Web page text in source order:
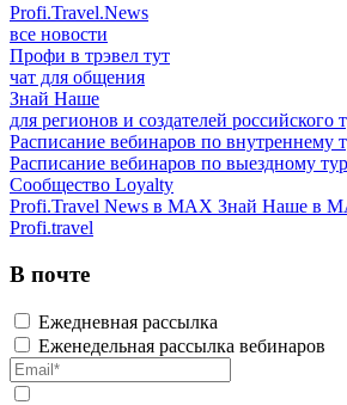
Profi.Travel.News
все новости
Профи в трэвел тут
чат для общения
Знай Наше
для регионов и создателей российского
Расписание вебинаров по внутреннему
Расписание вебинаров по выездному
Сообщество Loyalty
Profi.Travel News в MAX Знай Наше в
Profi.travel
В почте
Ежедневная рассылка
Еженедельная рассылка вебинаров